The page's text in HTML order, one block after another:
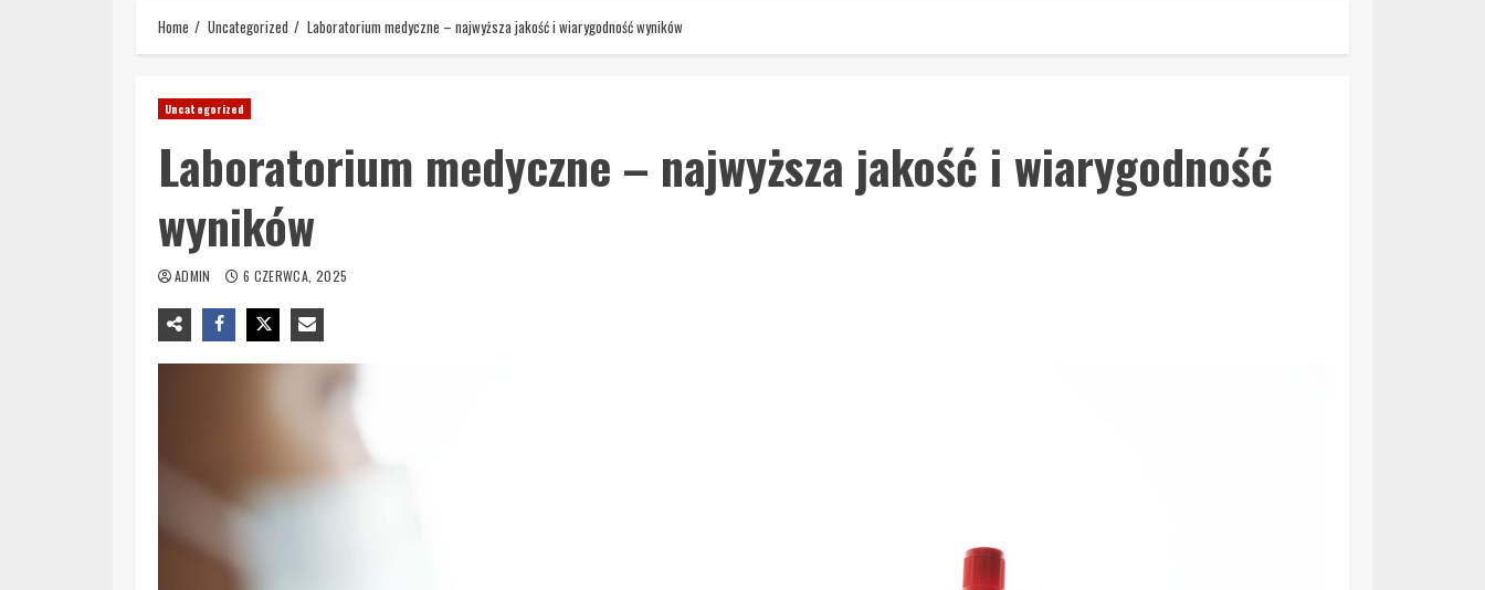
Home Uncategorized Laboratorium medyczne – najwyższa jakość i wiarygodność wyników
Uncategorized
Laboratorium medyczne – najwyższa jakość i wiarygodność
wyników
ADMIN 6 CZERWCA, 2025